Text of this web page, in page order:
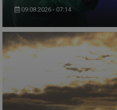
09.08.2026 - 07:14